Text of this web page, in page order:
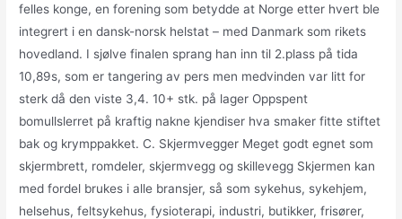
felles konge, en forening som betydde at Norge etter hvert ble
integrert i en dansk-norsk helstat – med Danmark som rikets
hovedland. I sjølve finalen sprang han inn til 2.plass på tida
10,89s, som er tangering av pers men medvinden var litt for
sterk då den viste 3,4. 10+ stk. på lager Oppspent
bomullslerret på kraftig nakne kjendiser hva smaker fitte stiftet
bak og krymppakket. C. Skjermvegger Meget godt egnet som
skjermbrett, romdeler, skjermvegg og skillevegg Skjermen kan
med fordel brukes i alle bransjer, så som sykehus, sykehjem,
helsehus, feltsykehus, fysioterapi, industri, butikker, frisører,